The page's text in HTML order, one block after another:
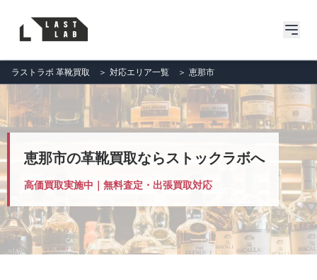
ラストラボ 革靴買取 ＞ 対応エリア一覧 ＞ 恵那市
恵那市の革靴買取ならストックラボへ
高価買取実施中｜無料査定・出張買取対応